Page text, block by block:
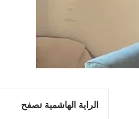
الراية الهاشمية تصفح